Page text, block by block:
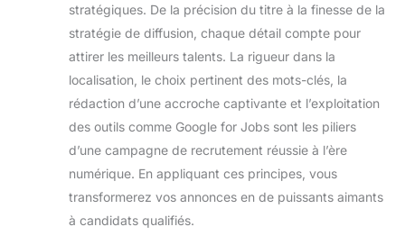
stratégiques. De la précision du titre à la finesse de la
stratégie de diffusion, chaque détail compte pour
attirer les meilleurs talents. La rigueur dans la
localisation, le choix pertinent des mots-clés, la
rédaction d’une accroche captivante et l’exploitation
des outils comme Google for Jobs sont les piliers
d’une campagne de recrutement réussie à l’ère
numérique. En appliquant ces principes, vous
transformerez vos annonces en de puissants aimants
à candidats qualifiés.